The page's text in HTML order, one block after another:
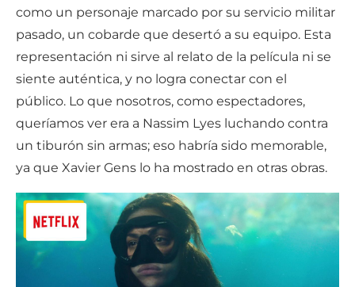
como un personaje marcado por su servicio militar
pasado, un cobarde que desertó a su equipo. Esta
representación ni sirve al relato de la película ni se
siente auténtica, y no logra conectar con el
público. Lo que nosotros, como espectadores,
queríamos ver era a Nassim Lyes luchando contra
un tiburón sin armas; eso habría sido memorable,
ya que Xavier Gens lo ha mostrado en otras obras.